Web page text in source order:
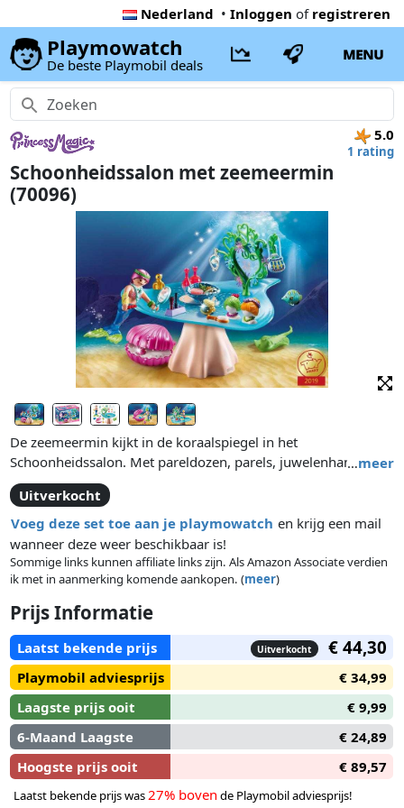
Nederland • Inloggen of registreren
Playmowatch
De beste Playmobil deals
MENU
5.0
1 rating
Schoonheidssalon met zeemeermin
(70096)
…meer
De zeemeermin kijkt in de koraalspiegel in het
Schoonheidssalon. Met pareldozen, parels, juwelenhangers
voor een echte ketting (niet inbegrepen) en veel accessoires.
Te combineren met #70094 Koraalpaviljoen met lichtkoepel.
Afmetingen: 21 x 20 x 20 x 20 cm (LxBxH).
Uitverkocht
Voeg deze set toe aan je playmowatch en krijg een mail
wanneer deze weer beschikbaar is!
Sommige links kunnen affiliate links zijn. Als Amazon Associate verdien
ik met in aanmerking komende aankopen. (meer)
Prijs Informatie
Laatst bekende prijs Uitverkocht € 44,30
Playmobil adviesprijs
€ 34,99
Laagste prijs ooit
€ 9,99
6-Maand Laagste
€ 24,89
Hoogste prijs ooit
€ 89,57
Laatst bekende prijs was 27% boven de Playmobil adviesprijs!